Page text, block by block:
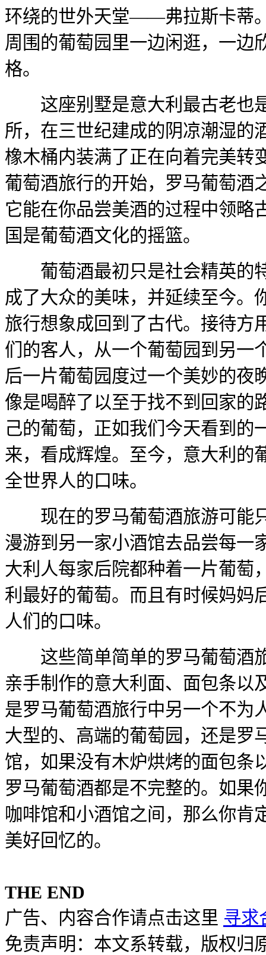
环绕的世外天堂——弗拉斯卡蒂
周围的葡萄园里一边闲逛，一边
格。
这座别墅是意大利最古老也
所，在三世纪建成的阴凉潮湿的
橡木桶内装满了正在向着完美转
葡萄酒旅行的开始，罗马葡萄酒
它能在你品尝美酒的过程中领略
国是葡萄酒文化的摇篮。
葡萄酒最初只是社会精英的
成了大众的美味，并延续至今。
旅行想象成回到了古代。接待方
们的客人，从一个葡萄园到另一
后一片葡萄园度过一个美妙的夜
像是喝醉了以至于找不到回家的
己的葡萄，正如我们今天看到的
来，看成辉煌。至今，意大利的
全世界人的口味。
现在的罗马葡萄酒旅游可能
漫游到另一家小酒馆去品尝每一
大利人每家后院都种着一片葡萄
利最好的葡萄。而且有时候妈妈
人们的口味。
这些简单简单的罗马葡萄酒
亲手制作的意大利面、面包条以
是罗马葡萄酒旅行中另一个不为
大型的、高端的葡萄园，还是罗
馆，如果没有木炉烘烤的面包条
罗马葡萄酒都是不完整的。如果
咖啡馆和小酒馆之间，那么你肯
美好回忆的。
THE END
广告、内容合作请点击这里 寻求
免责声明：本文系转载，版权归